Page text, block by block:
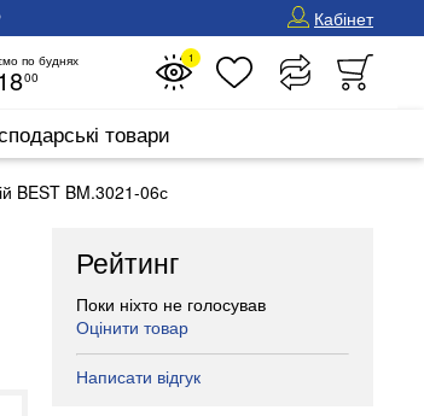
Кабінет
по буднях
00
1
товари
BEST BM.3021-06с
Рейтинг
Поки ніхто не голосував
Оцінити товар
Написати відгук